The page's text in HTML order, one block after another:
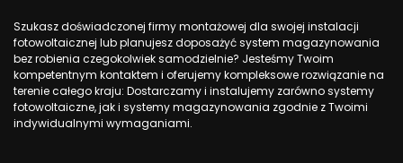
Szukasz doświadczonej firmy montażowej dla swojej instalacji
fotowoltaicznej lub planujesz doposażyć system magazynowania
bez robienia czegokolwiek samodzielnie? Jesteśmy Twoim
kompetentnym kontaktem i oferujemy kompleksowe rozwiązanie na
terenie całego kraju: Dostarczamy i instalujemy zarówno systemy
fotowoltaiczne, jak i systemy magazynowania zgodnie z Twoimi
indywidualnymi wymaganiami.